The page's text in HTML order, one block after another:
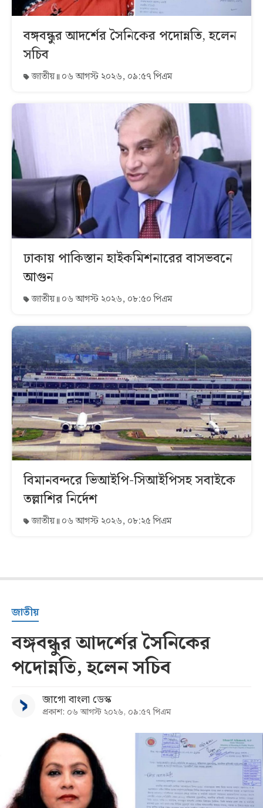
বঙ্গবন্ধুর আদর্শের সৈনিকের পদোন্নতি, হলেন
সচিব
জাতীয় ০৬ আগস্ট ২০২৬, ০৯:৫৭ পিএম
ঢাকায় পাকিস্তান হাইকমিশনারের বাসভবনে
আগুন
জাতীয় ০৬ আগস্ট ২০২৬, ০৮:৫০ পিএম
বিমানবন্দরে ভিআইপি-সিআইপিসহ সবাইকে
তল্লাশির নির্দেশ
জাতীয় ০৬ আগস্ট ২০২৬, ০৮:২৫ পিএম
জাতীয়
বঙ্গবন্ধুর আদর্শের সৈনিকের
পদোন্নতি, হলেন সচিব
জাগো বাংলা ডেস্ক
প্রকাশ: ০৬ আগস্ট ২০২৬, ০৯:৫৭ পিএম